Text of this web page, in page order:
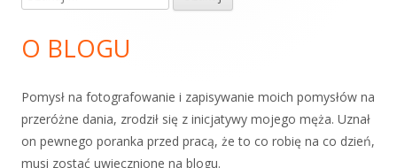
O BLOGU
Pomysł na fotografowanie i zapisywanie moich pomysłów na
przeróżne dania, zrodził się z inicjatywy mojego męża. Uznał
on pewnego poranka przed pracą, że to co robię na co dzień,
musi zostać uwiecznione na blogu.